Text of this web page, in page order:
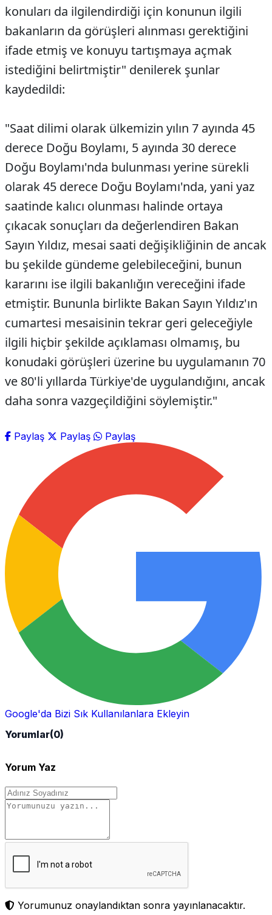
konuları da ilgilendirdiği için konunun ilgili
bakanların da görüşleri alınması gerektiğini
ifade etmiş ve konuyu tartışmaya açmak
istediğini belirtmiştir" denilerek şunlar
kaydedildi:
"Saat dilimi olarak ülkemizin yılın 7 ayında 45
derece Doğu Boylamı, 5 ayında 30 derece
Doğu Boylamı'nda bulunması yerine sürekli
olarak 45 derece Doğu Boylamı'nda, yani yaz
saatinde kalıcı olunması halinde ortaya
çıkacak sonuçları da değerlendiren Bakan
Sayın Yıldız, mesai saati değişikliğinin de ancak
bu şekilde gündeme gelebileceğini, bunun
kararını ise ilgili bakanlığın vereceğini ifade
etmiştir. Bununla birlikte Bakan Sayın Yıldız'ın
cumartesi mesaisinin tekrar geri geleceğiyle
ilgili hiçbir şekilde açıklaması olmamış, bu
konudaki görüşleri üzerine bu uygulamanın 70
ve 80'li yıllarda Türkiye'de uygulandığını, ancak
daha sonra vazgeçildiğini söylemiştir."
Paylaş Paylaş Paylaş
Google'da Bizi Sık Kullanılanlara Ekleyin
Yorumlar(0)
Yorum Yaz
Yorumunuz onaylandıktan sonra yayınlanacaktır.